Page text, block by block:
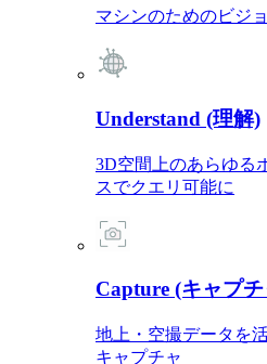
マシンのためのビジ
Understand (理解)
3D空間上のあらゆる
スでクエリ可能に
Capture (キャプチ
地上・空撮データを
キャプチャ